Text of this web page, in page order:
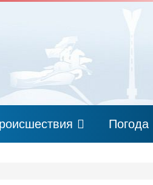
Погода